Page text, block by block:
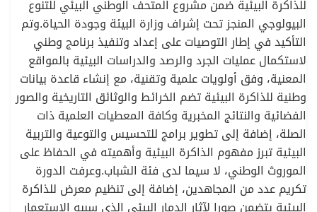
للذاكرة البيئية ضمن مشروع المتحف الوطني البيئي للتنوع
البيولوجي المنجز تحت إشراف وزارة البيئة وجودة الحياة.وتم
التأكيد في إطار التوصيات على إعداد وتنفيذ برنامج وطني
لاستكمال عمليات الجرد والرصد والدراسات البيئية بالمواقع
المعنية، وفق أولويات علمية وتقنية، مع إنشاء قاعدة بيانات
وطنية للذاكرة البيئية تضم الخرائط والوثائق التاريخية والصور
الفضائية والنتائج المخبرية وكافة المعطيات العلمية ذات
الصلة، إضافة إلى تطوير برامج للتحسيس والتوعية والتربية
البيئية تبرز مفهوم الذاكرة البيئية وأهميته في الحفاظ على
الموروث الوطني، لا سيما لدى فئة الشباب.وعرفت الدورة
تكريم عدد من المجاهدين، إضافة إلى تنظيم معرض للذاكرة
البيئية يتضمن صورا لآثار الدمار البيئي الذي سببه الاستعمار